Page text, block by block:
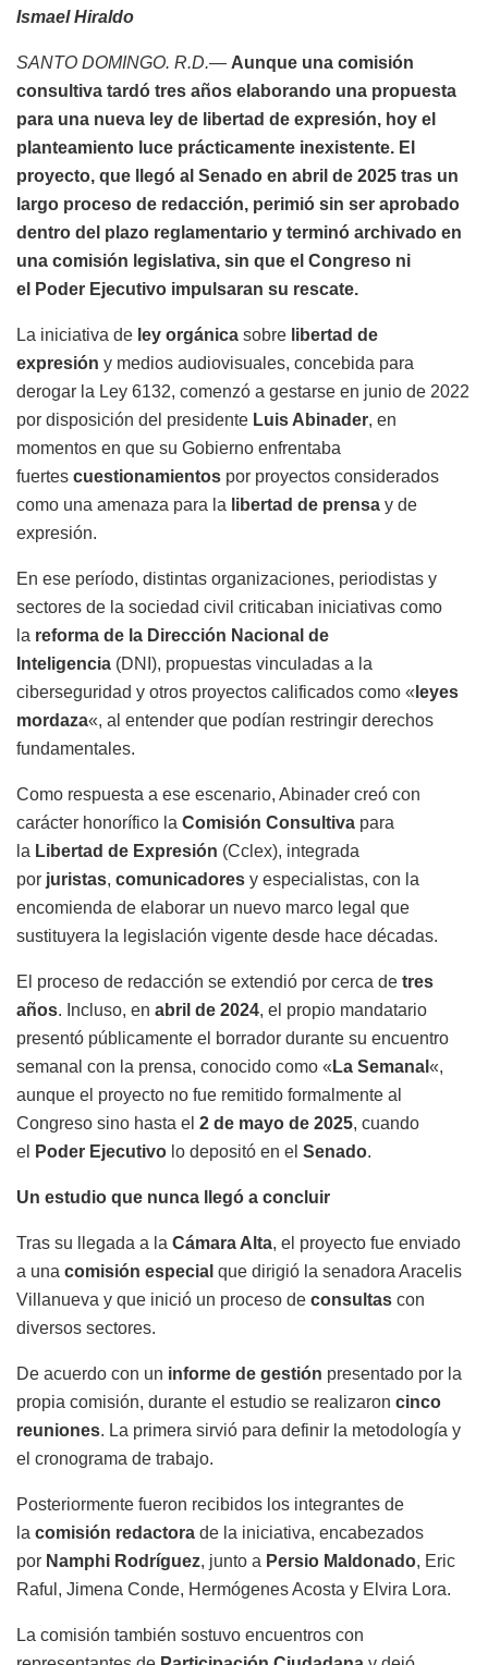
Ismael Hiraldo
SANTO DOMINGO. R.D.— Aunque una comisión
consultiva tardó tres años elaborando una propuesta
para una nueva ley de libertad de expresión, hoy el
planteamiento luce prácticamente inexistente. El
proyecto, que llegó al Senado en abril de 2025 tras un
largo proceso de redacción, perimió sin ser aprobado
dentro del plazo reglamentario y terminó archivado en
una comisión legislativa, sin que el Congreso ni
el Poder Ejecutivo impulsaran su rescate.
La iniciativa de ley orgánica sobre libertad de
expresión y medios audiovisuales, concebida para
derogar la Ley 6132, comenzó a gestarse en junio de 2022
por disposición del presidente Luis Abinader, en
momentos en que su Gobierno enfrentaba
fuertes cuestionamientos por proyectos considerados
como una amenaza para la libertad de prensa y de
expresión.
En ese período, distintas organizaciones, periodistas y
sectores de la sociedad civil criticaban iniciativas como
la reforma de la Dirección Nacional de
Inteligencia (DNI), propuestas vinculadas a la
ciberseguridad y otros proyectos calificados como « leyes
mordaza«, al entender que podían restringir derechos
fundamentales.
Como respuesta a ese escenario, Abinader creó con
carácter honorífico la Comisión Consultiva para
la Libertad de Expresión (Cclex), integrada
por juristas, comunicadores y especialistas, con la
encomienda de elaborar un nuevo marco legal que
sustituyera la legislación vigente desde hace décadas.
El proceso de redacción se extendió por cerca de tres
años. Incluso, en abril de 2024, el propio mandatario
presentó públicamente el borrador durante su encuentro
semanal con la prensa, conocido como « La Semanal «,
aunque el proyecto no fue remitido formalmente al
Congreso sino hasta el 2 de mayo de 2025, cuando
el
Poder Ejecutivo lo depositó en el Senado.
Un estudio que nunca llegó a concluir
Tras su llegada a la Cámara Alta, el proyecto fue enviado
a una comisión especial que dirigió la senadora Aracelis
Villanueva y que inició un proceso de consultas con
diversos sectores.
De acuerdo con un informe de gestión presentado por la
propia comisión, durante el estudio se realizaron cinco
reuniones. La primera sirvió para definir la metodología y
el cronograma de trabajo.
Posteriormente fueron recibidos los integrantes de
la comisión redactora de la iniciativa, encabezados
por Namphi Rodríguez, junto a Persio Maldonado, Eric
Raful, Jimena Conde, Hermógenes Acosta y Elvira Lora.
La comisión también sostuvo encuentros con